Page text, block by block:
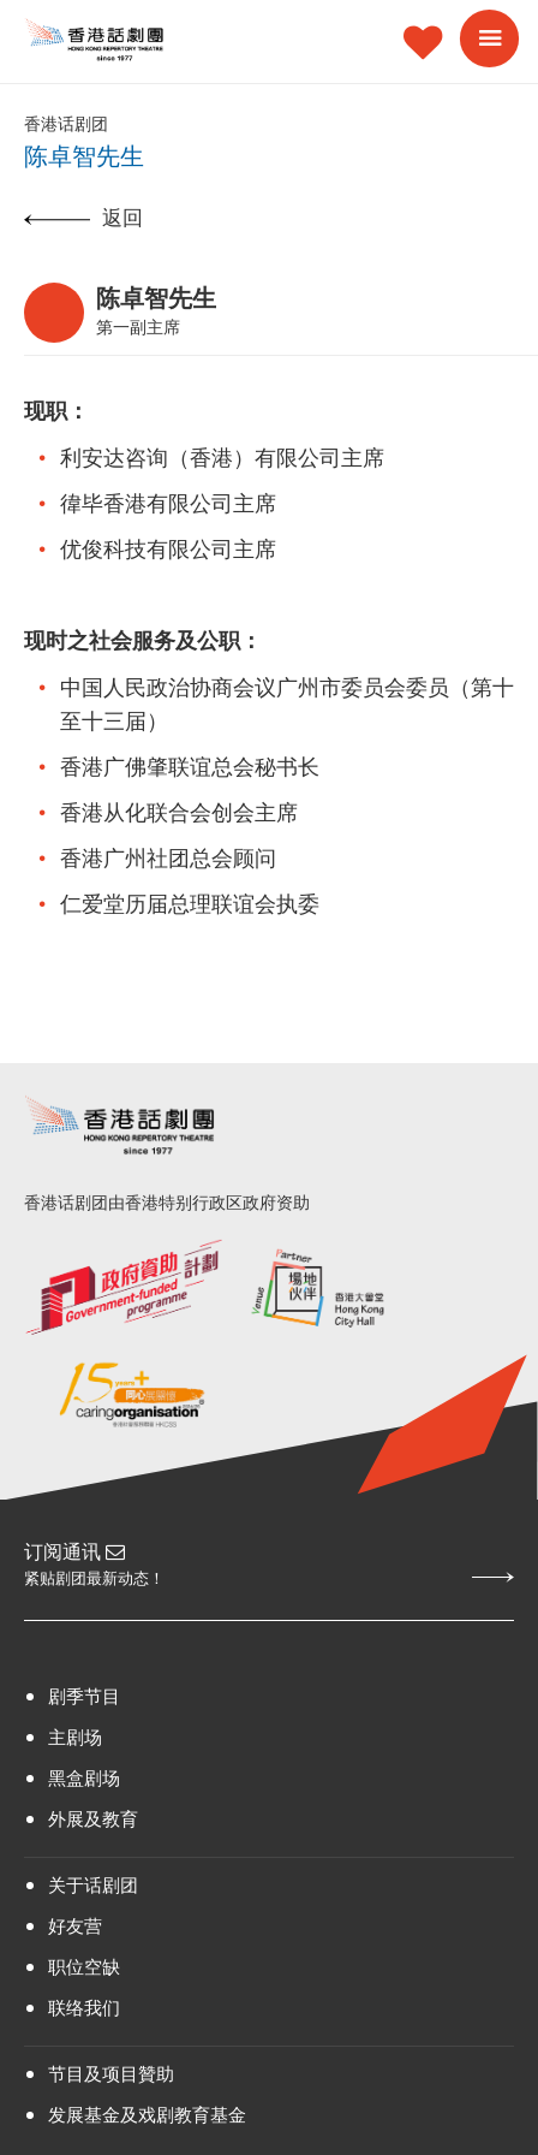
香港话剧团
陈卓智先生
返回
陈卓智先生
第一副主席
现职：
利安达咨询（香港）有限公司主席
徫毕香港有限公司主席
优俊科技有限公司主席
现时之社会服务及公职：
中国人民政治协商会议广州市委员会委员（第十
至十三届）
香港广佛肇联谊总会秘书长
香港从化联合会创会主席
香港广州社团总会顾问
仁爱堂历届总理联谊会执委
香港话剧团由香港特别行政区政府资助
订阅通讯
紧贴剧团最新动态！
剧季节目
主剧场
黑盒剧场
外展及教育
关于话剧团
好友营
职位空缺
联络我们
节目及项目贊助
发展基金及戏剧教育基金